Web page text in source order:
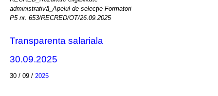
administrativă_Apelul de selecție Formatori
P5 nr. 653/RECRED/OT/26.09.2025
Transparenta salariala
30.09.2025
30 / 09 / 2025